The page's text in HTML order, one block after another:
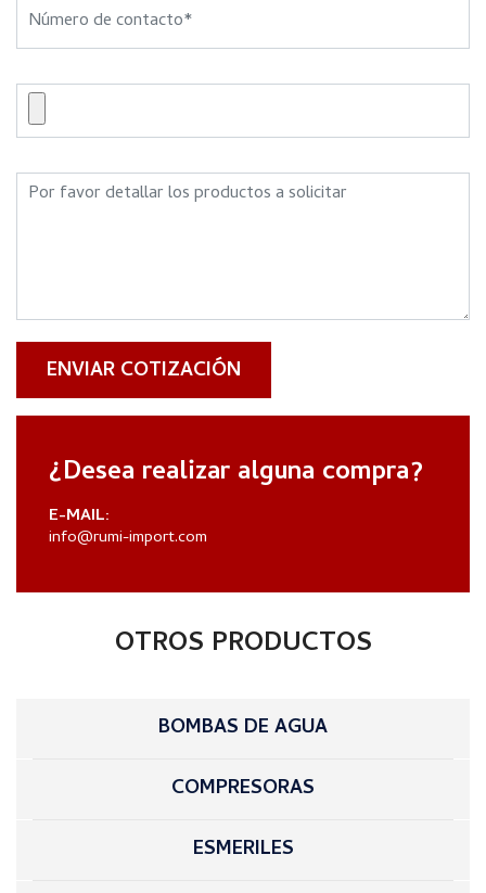
ENVIAR COTIZACIÓN
¿Desea realizar alguna compra?
E-MAIL:
info@rumi-import.com
OTROS PRODUCTOS
BOMBAS DE AGUA
COMPRESORAS
ESMERILES